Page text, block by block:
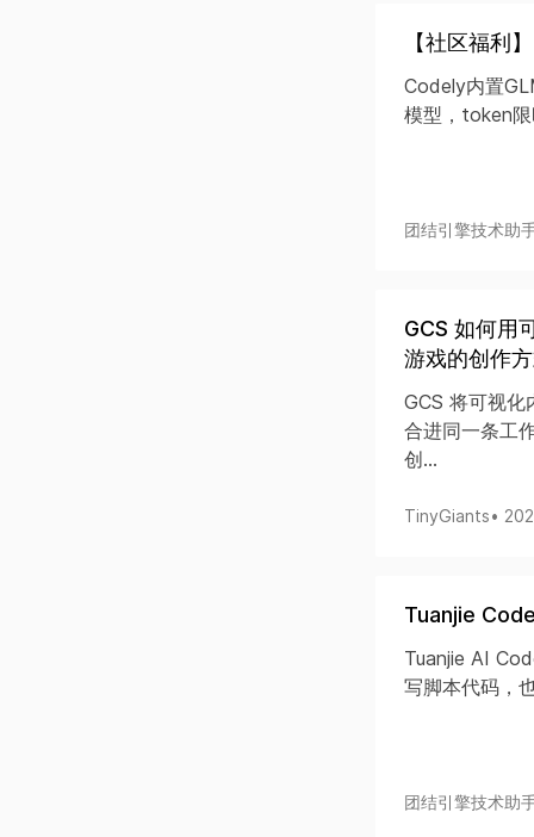
【社区福利
Codely内置
模型，token
团结引擎技术助
GCS 如何用
游戏的创作
GCS 将可视
合进同一条工
创...
TinyGiants•
Tuanjie
Tuanjie AI
写脚本代码，
团结引擎技术助